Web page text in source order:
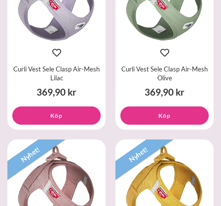
Curli Vest Sele Clasp Air-Mesh
Lilac
369,90 kr
Köp
Curli Vest Sele Clasp Air-Mesh
Olive
369,90 kr
Köp
Nyhet! Nyhet!